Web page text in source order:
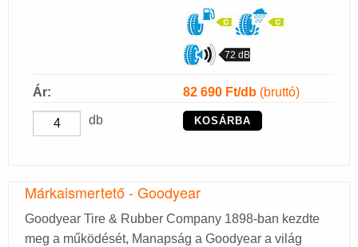
72 dB
Ár: 82 690 Ft/db (bruttó)
db KOSÁRBA
Márkaismertető - Goodyear
Goodyear Tire & Rubber Company 1898-ban kezdte
meg a működését, Manapság a Goodyear a világ